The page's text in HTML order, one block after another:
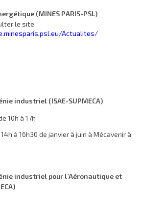
(MINES PARIS-PSL)
le site
Actualites/
industriel (ISAE-SUPMECA)
10h à 17h
à 16h30 de janvier à juin à Mécavenir à
industriel pour l’Aéronautique et